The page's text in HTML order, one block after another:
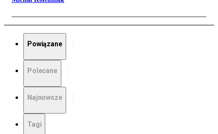
Powiązane
Polecane
Najnowsze
Tagi